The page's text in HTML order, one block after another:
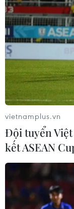
một màu son
thể chinh
bức hình
vietnamplus.vn
Đội tuyển
kết ASEAN